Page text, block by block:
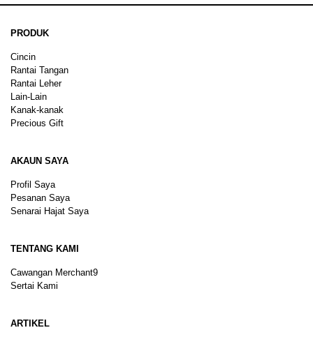
PRODUK
Cincin
Rantai Tangan
Rantai Leher
Lain-Lain
Kanak-kanak
Precious Gift
AKAUN SAYA
Profil Saya
Pesanan Saya
Senarai Hajat Saya
TENTANG KAMI
Cawangan Merchant9
Sertai Kami
ARTIKEL